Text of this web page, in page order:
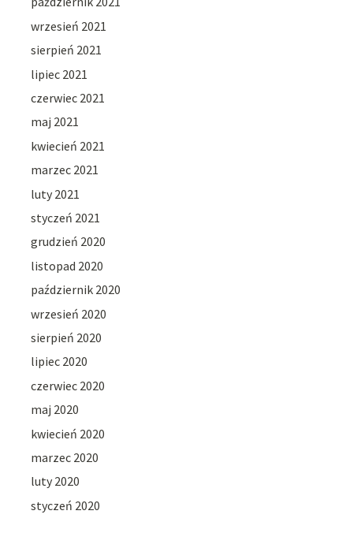
wrzesień 2021
sierpień 2021
lipiec 2021
czerwiec 2021
maj 2021
kwiecień 2021
marzec 2021
luty 2021
styczeń 2021
grudzień 2020
listopad 2020
październik 2020
wrzesień 2020
sierpień 2020
lipiec 2020
czerwiec 2020
maj 2020
kwiecień 2020
marzec 2020
luty 2020
styczeń 2020